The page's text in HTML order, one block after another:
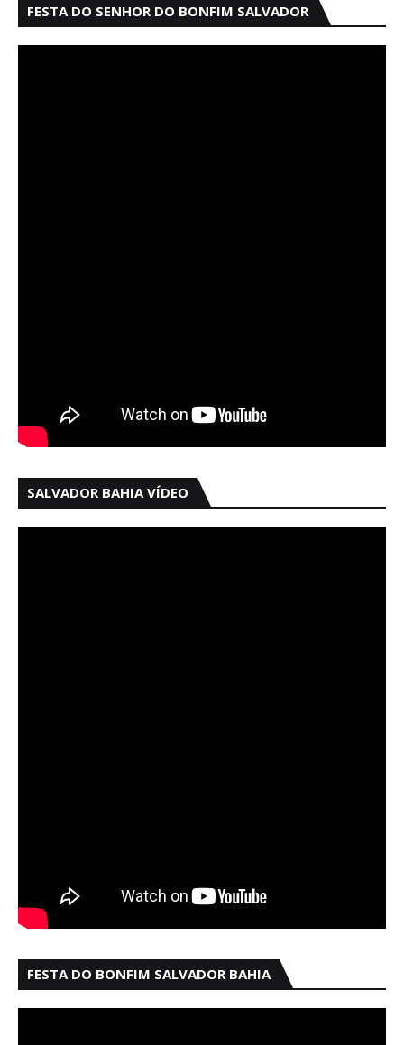
FESTA DO SENHOR DO BONFIM SALVADOR
SALVADOR BAHIA VÍDEO
FESTA DO BONFIM SALVADOR BAHIA